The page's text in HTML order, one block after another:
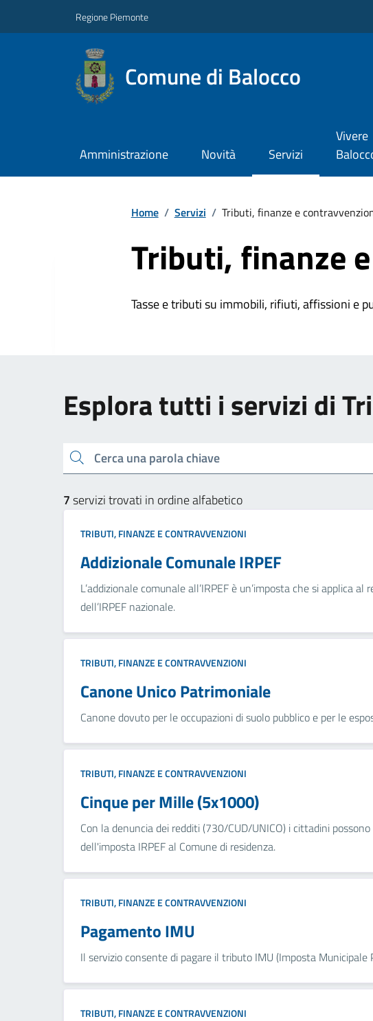
Regione Piemonte
Comune di Balocco
Amministrazione Novità Servizi
Vivere
Home / Servizi / Tributi, finanze e
Tributi, finanze
Tasse e tributi su immobili, rifiuti, affissioni e
Esplora tutti i servizi di
Cerca una parola chiave
7servizi trovati in ordine alfabetico
TRIBUTI, FINANZE E CONTRAVVENZIONI
Addizionale Comunale IRPEF
L’addizionale comunale all’IRPEF è un’imposta che si applica
dell’IRPEF nazionale.
TRIBUTI, FINANZE E CONTRAVVENZIONI
Canone Unico Patrimoniale
Canone dovuto per le occupazioni di suolo pubblico e per le
TRIBUTI, FINANZE E CONTRAVVENZIONI
Cinque per Mille (5x1000)
Con la denuncia dei redditi (730/CUD/UNICO) i cittadini
dell'imposta IRPEF al Comune di residenza.
TRIBUTI, FINANZE E CONTRAVVENZIONI
Pagamento IMU
Il servizio consente di pagare il tributo IMU (Imposta Municipale
TRIBUTI, FINANZE E CONTRAVVENZIONI